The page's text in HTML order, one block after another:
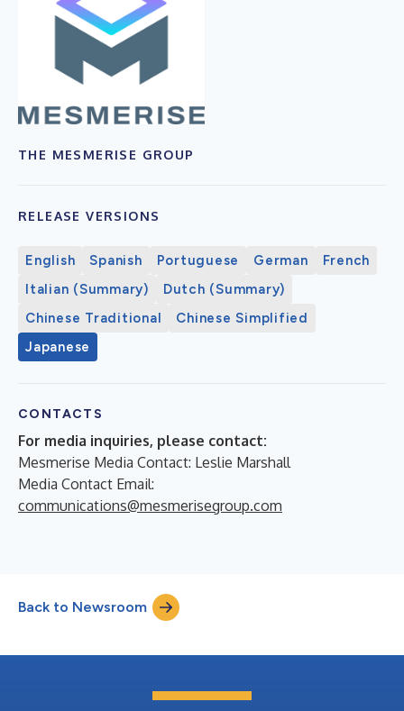
THE MESMERISE GROUP
RELEASE VERSIONS
English Spanish Portuguese German
French
Italian (Summary)
Dutch (Summary)
Chinese Traditional
Chinese Simplified
Japanese
CONTACTS
For media inquiries, please contact:
Mesmerise Media Contact: Leslie Marshall
Media Contact Email:
communications@mesmerisegroup.com
Back to Newsroom